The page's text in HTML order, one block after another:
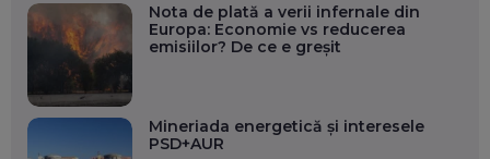
Nota de plată a verii infernale din
Europa: Economie vs reducerea
emisiilor? De ce e greșit
Mineriada energetică și interesele
PSD+AUR